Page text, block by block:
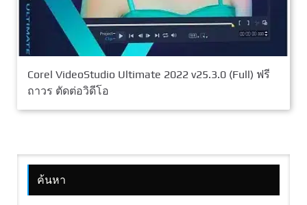
Corel VideoStudio Ultimate 2022 v25.3.0 (Full) ฟรี
ถาวร ตัดต่อวิดีโอ
ค้นหา